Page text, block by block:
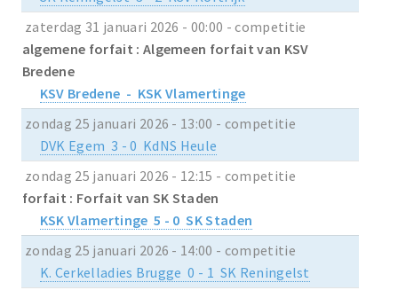
zaterdag 31 januari 2026 - 00:00 - competitie
algemene forfait : Algemeen forfait van KSV
Bredene
KSV Bredene - KSK Vlamertinge
zondag 25 januari 2026 - 13:00 - competitie
DVK Egem 3 - 0 KdNS Heule
zondag 25 januari 2026 - 12:15 - competitie
forfait : Forfait van SK Staden
KSK Vlamertinge 5 - 0 SK Staden
zondag 25 januari 2026 - 14:00 - competitie
K. Cerkelladies Brugge 0 - 1 SK Reningelst